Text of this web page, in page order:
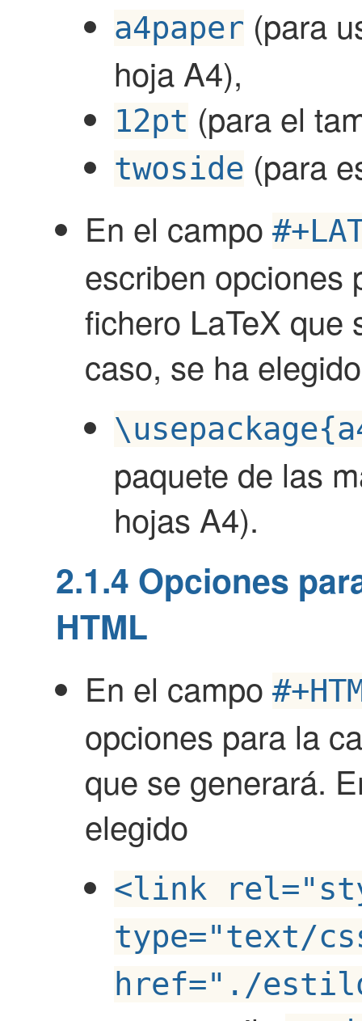
a4paper (para
hoja A4),
12pt (para el
twoside (para
En el campo
escriben opciones
fichero LaTeX que
caso, se ha elegido
paquete de las
hojas A4).
2.1.4 Opciones
HTML
En el campo
opciones para la
que se generará.
elegido
<link
type="text/
href="./